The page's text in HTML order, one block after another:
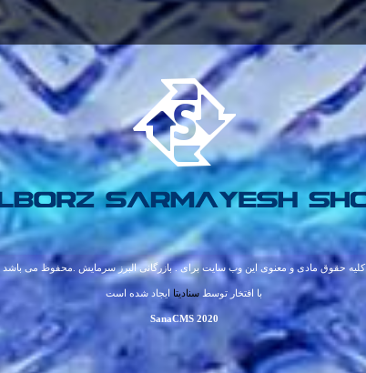
کلیه حقوق مادی و معنوی این وب سایت برای . بازرگانی البرز سرمایش .محفوظ می باشد
با افتخار توسط سنادیتا ایجاد شده است
SanaCMS 2020